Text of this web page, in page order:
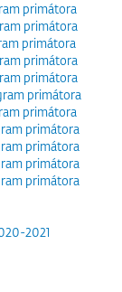
primátora
primátora
primátora
primátora
primátora
primátora
primátora
primátora
primátora
primátora
primátora
2021